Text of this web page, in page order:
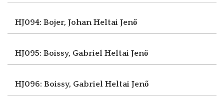
HJ094: Bojer, JohanHeltai Jenő
HJ095: Boissy, Gabriel Heltai Jenő
HJ096: Boissy, Gabriel Heltai Jenő